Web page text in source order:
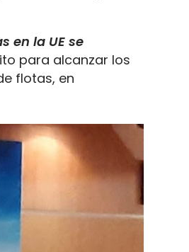
en la UE se
para alcanzar los
flotas, en